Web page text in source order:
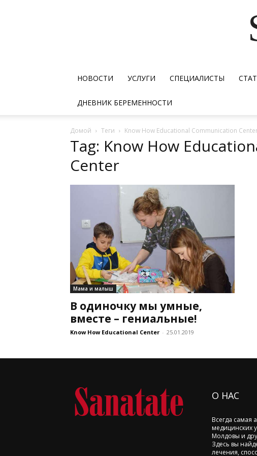
НОВОСТИ УСЛУГИ СПЕЦИАЛИСТЫ
ДНЕВНИК БЕРЕМЕННОСТИ
Домой Теги Know How Educational Communication
Tag: Know How
Center
Мама и малыш
В одиночку мы умные,
вместе – гениальные!
Know How Educational Center - 25.01.2019
О НАС
Всегда самая
медицинских
Молдовы и
Здесь вы
лечения,